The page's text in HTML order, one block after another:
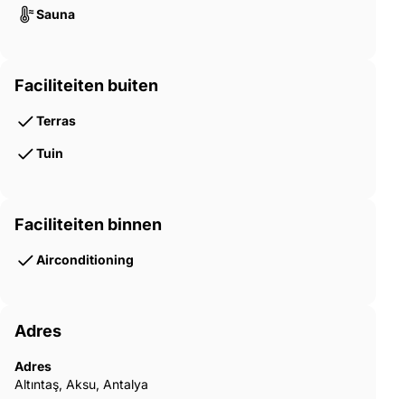
Sauna
Faciliteiten buiten
Terras
Tuin
Faciliteiten binnen
Airconditioning
Adres
Adres
Altıntaş, Aksu, Antalya